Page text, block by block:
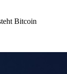
Bitcoin